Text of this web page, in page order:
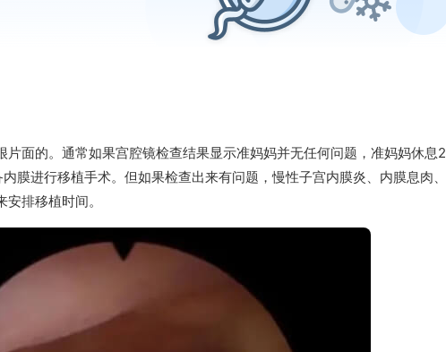
面的。通常如果宫腔镜检查结果显示准妈妈并无任何问题，准妈妈休息2
膜进行移植手术。但如果检查出来有问题，慢性子宫内膜炎、内膜息肉、
排移植时间。